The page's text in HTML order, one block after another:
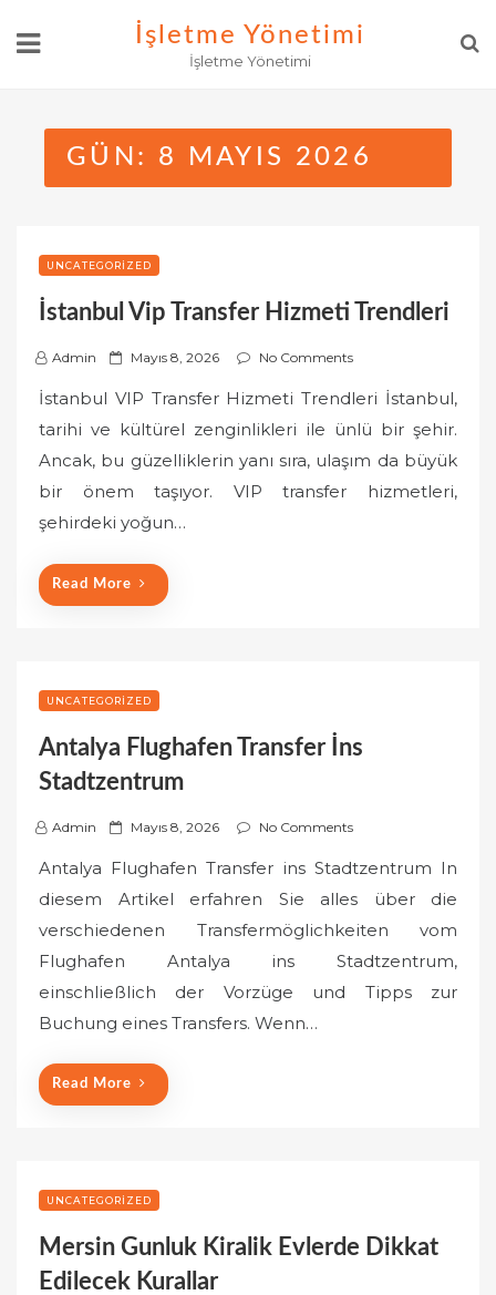
İşletme Yönetimi
İşletme Yönetimi
GÜN: 8 MAYIS 2026
UNCATEGORIZED
İstanbul Vip Transfer Hizmeti Trendleri
Admin
P
s
t
e
d
o
Mayıs 8, 2026 No Comments
İstanbul VIP Transfer Hizmeti Trendleri İstanbul,
tarihi ve kültürel zenginlikleri ile ünlü bir şehir.
Ancak, bu güzelliklerin yanı sıra, ulaşım da büyük
bir önem taşıyor. VIP transfer hizmetleri,
şehirdeki yoğun…
Read More
UNCATEGORIZED
Antalya Flughafen Transfer İns
Stadtzentrum
Admin
P
s
t
e
d
o
Mayıs 8, 2026 No Comments
Antalya Flughafen Transfer ins Stadtzentrum In
diesem Artikel erfahren Sie alles über die
verschiedenen Transfermöglichkeiten vom
Flughafen Antalya ins Stadtzentrum,
einschließlich der Vorzüge und Tipps zur
Buchung eines Transfers. Wenn…
Read More
UNCATEGORIZED
Mersin Gunluk Kiralik Evlerde Dikkat
Edilecek Kurallar